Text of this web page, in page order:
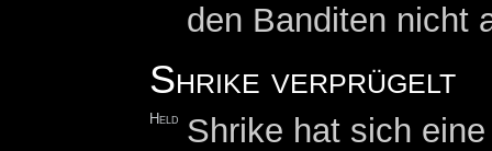
den Banditen nicht
Shrike verprügelt
Held Shrike hat sich